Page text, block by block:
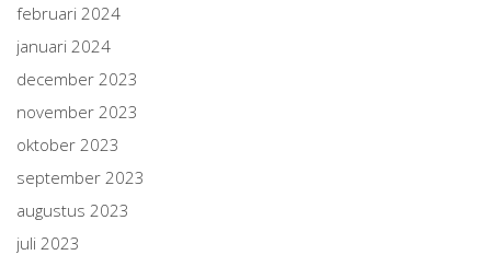
februari 2024
januari 2024
december 2023
november 2023
oktober 2023
september 2023
augustus 2023
juli 2023